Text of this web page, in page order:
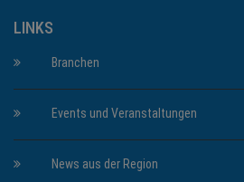
LINKS
Branchen
Events und Veranstaltungen
News aus der Region